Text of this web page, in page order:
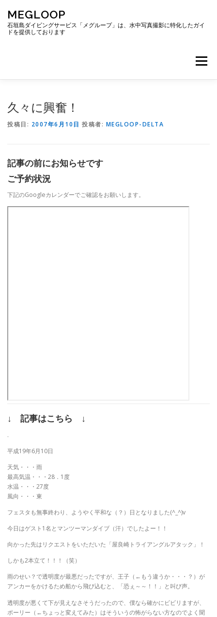
ッ
MEGLOOP
石垣島ダイビングサービス「メグループ」は、水中写真撮影に特化したガイ
ドを提供しております
メニュー
久々に興奮！
投稿日: 2007年6月10日 投稿者: MEGLOOP-DELTA
記事の前にお知らせです
ご予約状況
下記のGoogleカレンダーでご確認をお願いします。
↓ 記事はこちら ↓
.
平成19年6月10日
天気・・・雨
最高気温・・・28．1度
水温・・・27度
風向・・・東
フェスタも無事終わり、ようやく平和な（？）日となりました(^_^)v
今日はゲスト1名とマンツーマンダイブ（汗）でしたよー！！
向かった先はリクエストをいただいた「屋良崎トライアングルアタック」！
しかも2本立て！！！（笑）
雨のせい？で透明度が最悪だったですが、王子（←もう違うか・・・？）が
アンカーをかけるため船から飛び込むと、「恐ぇ～～！！」と叫び声。
透明度が悪くて下が見えなさそうだったので、僕なら確かにビビリますが、
ポーリー（←ちょっと変えてみた）はそういうの怖がらない方なのでよく聞